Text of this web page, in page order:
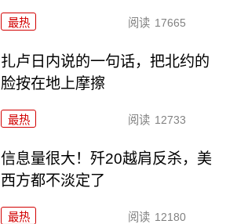
最热 阅读 17665
扎卢日内说的一句话，把北约的
脸按在地上摩擦
最热 阅读 12733
信息量很大！歼20越肩反杀，美
西方都不淡定了
最热 阅读 12180